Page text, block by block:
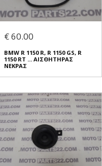
€ 60.00
BMW R 1150 R, R 1150 GS, R
1150 RT ... ΑΙΣΘΗΤΗΡΑΣ
ΝΕΚΡΑΣ